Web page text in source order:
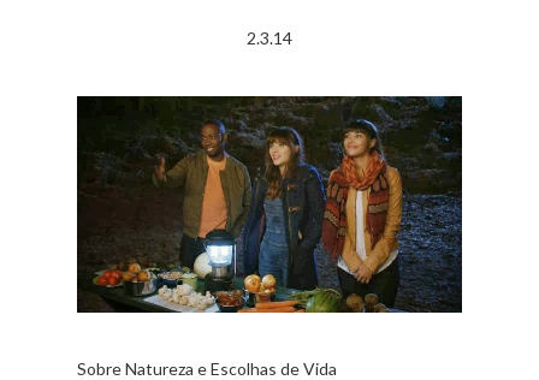
2.3.14
Sobre Natureza e Escolhas de Vida